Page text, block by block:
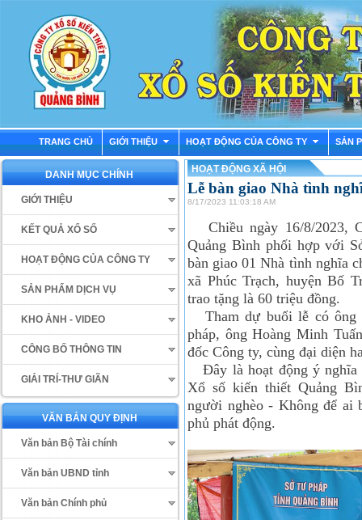
TRANG CHỦ GIỚI THIỆU HOẠT ĐỘNG CỦA CÔNG TY SẢN
DANH MỤC CHÍNH
GIỚI THIỆU
KẾT QUẢ XỔ SỐ
HOẠT ĐỘNG CỦA CÔNG TY
SẢN PHẨM DỊCH VỤ
KHO ẢNH - VIDEO
CÔNG BỐ THÔNG TIN
GIẢI TRÍ-THƯ GIÃN
VĂN BẢN QUY ĐỊNH
Văn bản Bộ Tài chính
Văn bản UBND tỉnh
Văn bản Chính phủ
HOẠT ĐỘNG XÃ HỘI
Lễ bàn giao Nhà tình
8/17/2023 11:03:18 AM
Chiều ngày 16/8/2023,
Quảng Bình phối hợp với
bàn giao 01 Nhà tình nghĩa
xã Phúc Trạch, huyện Bố
trao tặng là 60 triệu đồng.
Tham dự buổi lễ có ông
pháp, ông Hoàng Minh
đốc Công ty, cùng đại diện
Đây là hoạt động ý nghĩa
Xổ số kiến thiết Quảng
người nghèo - Không để ai
phủ phát động.